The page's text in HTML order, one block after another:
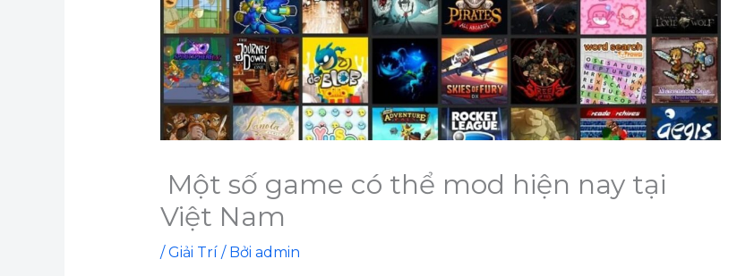
Một số game có thể mod hiện nay tại
Việt Nam
/Giải Trí/ Bởi admin